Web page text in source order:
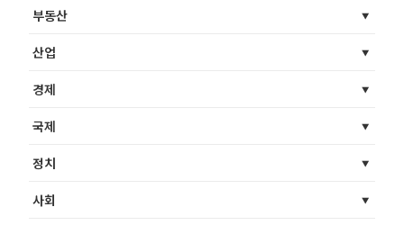
부동산
산업
경제
국제
정치
사회